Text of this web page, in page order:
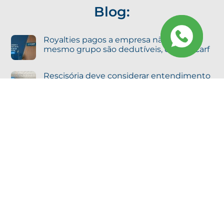
Blog:
Royalties pagos a empresa não sócia do
mesmo grupo são dedutíveis, decide Carf
Rescisória deve considerar entendimento